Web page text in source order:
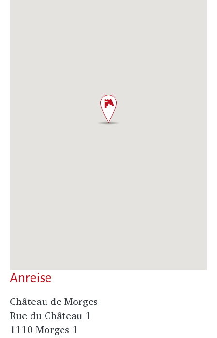
Anreise
Château de Morges
Rue du Château 1
1110 Morges 1